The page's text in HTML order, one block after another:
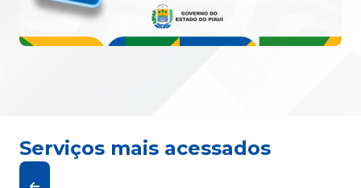
Serviços mais acessados